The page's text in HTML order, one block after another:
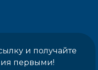
и получайте
первыми!